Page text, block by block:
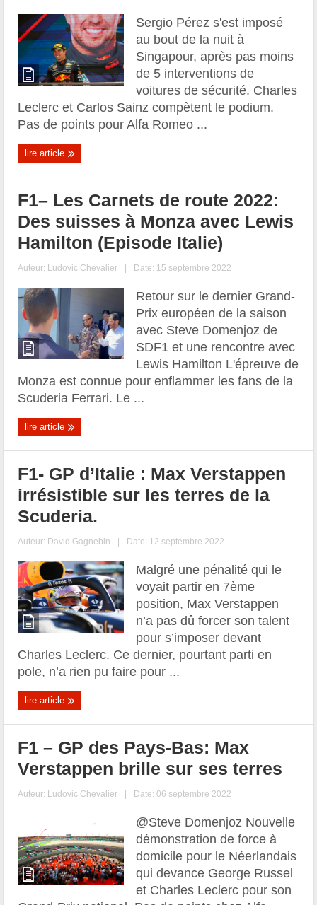
Sergio Pérez s'est imposé
au bout de la nuit à
Singapour, après pas moins
de 5 interventions de
voitures de sécurité. Charles
Leclerc et Carlos Sainz compètent le podium.
Pas de points pour Alfa Romeo ...
lire article
F1– Les Carnets de route 2022:
Des suisses à Monza avec Lewis
Hamilton (Episode Italie)
Auteur: Ludovic Chevalier | Date: 15 septembre 2022
Retour sur le dernier Grand-
Prix européen de la saison
avec Steve Domenjoz de
SDF1 et une rencontre avec
Lewis Hamilton L'épreuve de
Monza est connue pour enflammer les fans de la
Scuderia Ferrari. Le ...
lire article
F1- GP d’Italie : Max Verstappen
irrésistible sur les terres de la
Scuderia.
Auteur: David Gagnebin | Date: 12 septembre 2022
Malgré une pénalité qui le
voyait partir en 7ème
position, Max Verstappen
n’a pas dû forcer son talent
pour s’imposer devant
Charles Leclerc. Ce dernier, pourtant parti en
pole, n’a rien pu faire pour ...
lire article
F1 – GP des Pays-Bas: Max
Verstappen brille sur ses terres
Auteur: Ludovic Chevalier | Date: 06 septembre 2022
@Steve Domenjoz Nouvelle
démonstration de force à
domicile pour le Néerlandais
qui devance George Russel
et Charles Leclerc pour son